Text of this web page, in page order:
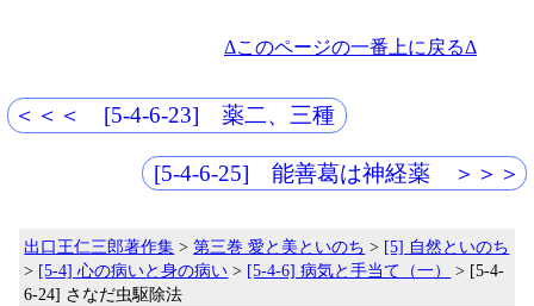
Δこのページの一番上に戻るΔ
＜＜＜ [5-4-6-23] 薬二、三種
[5-4-6-25] 能善葛は神経薬 ＞＞＞
出口王仁三郎著作集 >第三巻 愛と美といのち > [5] 自然といのち
> [5-4] 心の病いと身の病い > [5-4-6] 病気と手当て（一）
> [5-4-
6-24] さなだ虫駆除法